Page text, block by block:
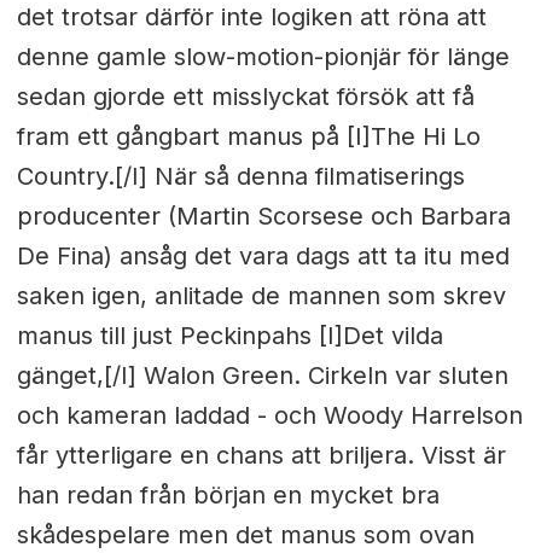
det trotsar därför inte logiken att röna att
denne gamle slow-motion-pionjär för länge
sedan gjorde ett misslyckat försök att få
fram ett gångbart manus på [I]The Hi Lo
Country.[/I] När så denna filmatiserings
producenter (Martin Scorsese och Barbara
De Fina) ansåg det vara dags att ta itu med
saken igen, anlitade de mannen som skrev
manus till just Peckinpahs [I]Det vilda
gänget,[/I] Walon Green. Cirkeln var sluten
och kameran laddad - och Woody Harrelson
får ytterligare en chans att briljera. Visst är
han redan från början en mycket bra
skådespelare men det manus som ovan